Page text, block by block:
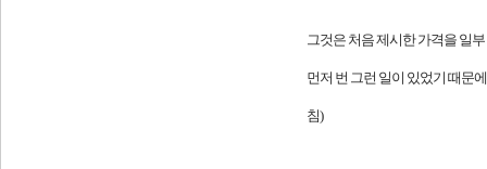
그것은 처음 제시한 가격을 일
먼저 번 그런 일이 있었기 때문
침)